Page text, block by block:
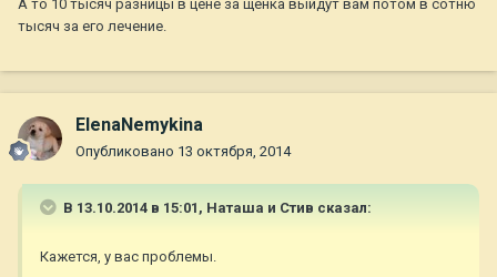
А то 10 тысяч разницы в цене за щенка выйдут вам потом в сотню
тысяч за его лечение.
ElenaNemykina
Опубликовано 13 октября, 2014
В 13.10.2014 в 15:01, Наташа и Стив сказал:
Кажется, у вас проблемы.